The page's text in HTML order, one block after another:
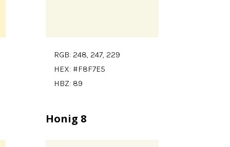
RGB: 248, 247, 229
HEX: #F8F7E5
HBZ: 89
Honig 8